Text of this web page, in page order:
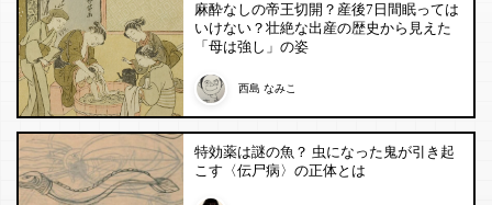
麻酔なしの帝王切開？産後7日間眠っては
いけない？壮絶な出産の歴史から見えた
「母は強し」の姿
西島 なみこ
特効薬は謎の魚？ 虫になった鬼が引き起
こす〈伝尸病〉の正体とは